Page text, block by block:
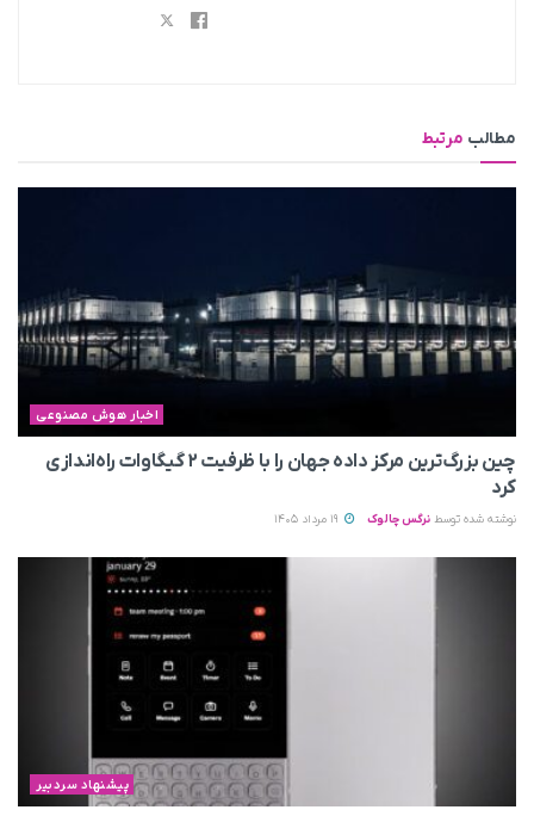
مطالب مرتبط
اخبار هوش مصنوعی
چین بزرگ‌ترین مرکز داده جهان را با ظرفیت ۲ گیگاوات راه‌اندازی
کرد
نوشته شده توسط نرگس چالوک
پیشنهاد سردبیر